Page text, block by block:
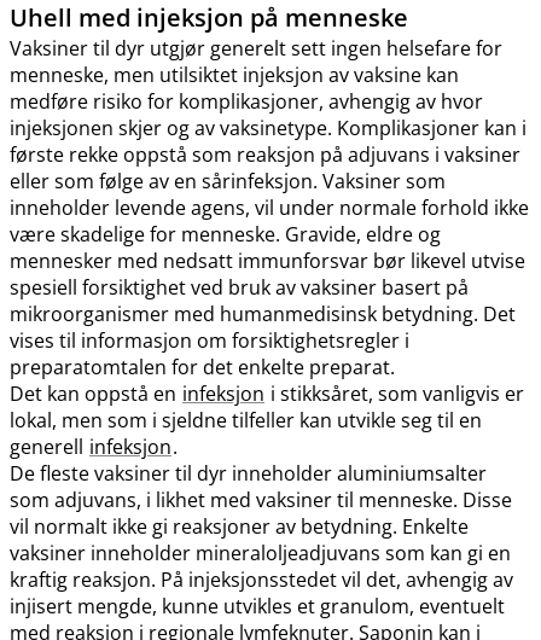
Uhell med injeksjon på menneske
Vaksiner til dyr utgjør generelt sett ingen helsefare for
menneske, men utilsiktet injeksjon av vaksine kan
medføre risiko for komplikasjoner, avhengig av hvor
injeksjonen skjer og av vaksinetype. Komplikasjoner kan i
første rekke oppstå som reaksjon på adjuvans i vaksiner
eller som følge av en sårinfeksjon. Vaksiner som
inneholder levende agens, vil under normale forhold ikke
være skadelige for menneske. Gravide, eldre og
mennesker med nedsatt immunforsvar bør likevel utvise
spesiell forsiktighet ved bruk av vaksiner basert på
mikroorganismer med humanmedisinsk betydning. Det
vises til informasjon om forsiktighetsregler i
preparatomtalen for det enkelte preparat.
Det kan oppstå en infeksjon i stikksåret, som vanligvis er
lokal, men som i sjeldne tilfeller kan utvikle seg til en
generell infeksjon.
De fleste vaksiner til dyr inneholder aluminiumsalter
som adjuvans, i likhet med vaksiner til menneske. Disse
vil normalt ikke gi reaksjoner av betydning. Enkelte
vaksiner inneholder mineraloljeadjuvans som kan gi en
kraftig reaksjon. På injeksjonsstedet vil det, avhengig av
injisert mengde, kunne utvikles et granulom, eventuelt
med reaksjon i regionale lymfeknuter. Saponin kan i